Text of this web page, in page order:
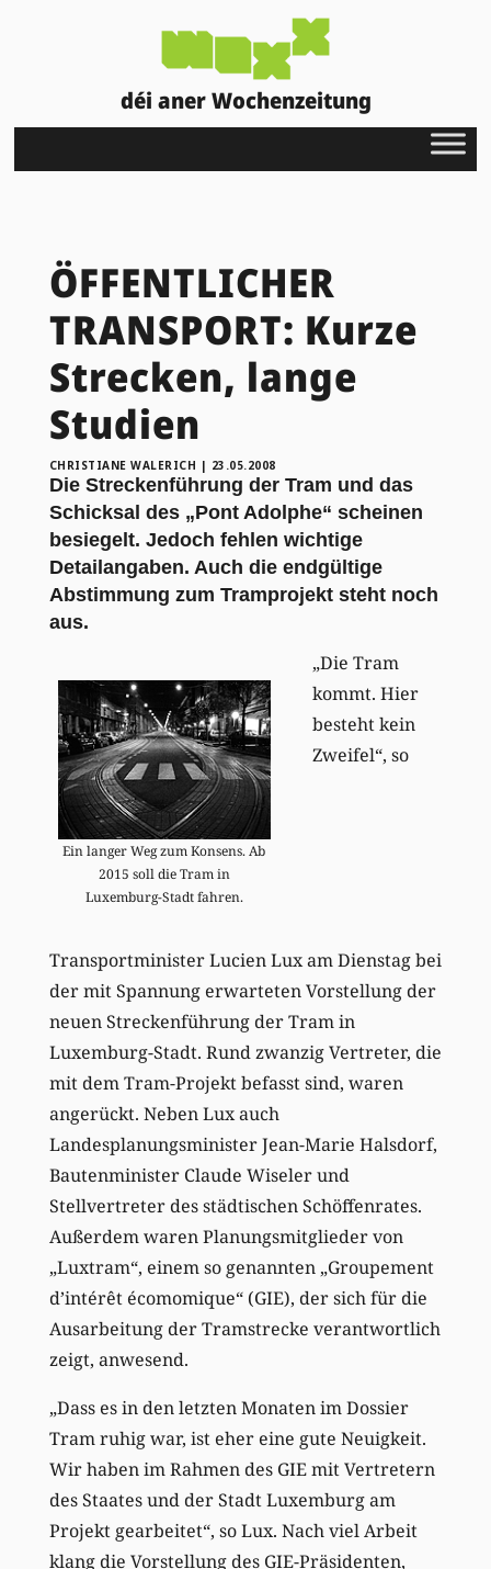
déi aner Wochenzeitung
ÖFFENTLICHER
TRANSPORT: Kurze
Strecken, lange
Studien
CHRISTIANE WALERICH | 23.05.2008
Die Streckenführung der Tram und das
Schicksal des „Pont Adolphe“ scheinen
besiegelt. Jedoch fehlen wichtige
Detailangaben. Auch die endgültige
Abstimmung zum Tramprojekt steht noch
aus.
Ein langer Weg zum Konsens. Ab
2015 soll die Tram in
Luxemburg-Stadt fahren.
„Die Tram
kommt. Hier
besteht kein
Zweifel“, so
Transportminister Lucien Lux am Dienstag bei
der mit Spannung erwarteten Vorstellung der
neuen Streckenführung der Tram in
Luxemburg-Stadt. Rund zwanzig Vertreter, die
mit dem Tram-Projekt befasst sind, waren
angerückt. Neben Lux auch
Landesplanungsminister Jean-Marie Halsdorf,
Bautenminister Claude Wiseler und
Stellvertreter des städtischen Schöffenrates.
Außerdem waren Planungsmitglieder von
„Luxtram“, einem so genannten „Groupement
d’intérêt écomomique“ (GIE), der sich für die
Ausarbeitung der Tramstrecke verantwortlich
zeigt, anwesend.
„Dass es in den letzten Monaten im Dossier
Tram ruhig war, ist eher eine gute Neuigkeit.
Wir haben im Rahmen des GIE mit Vertretern
des Staates und der Stadt Luxemburg am
Projekt gearbeitet“, so Lux. Nach viel Arbeit
klang die Vorstellung des GIE-Präsidenten,